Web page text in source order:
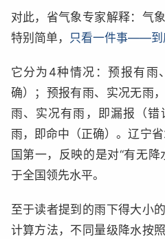
对此，省气象专家解释：气
特别简单，
只看一件事——到
它分为4种情况：预报有雨
确）；预报有雨、实况无雨
雨、实况有雨，即漏报（
雨，即命中（正确）。辽宁
国第一，反映的是对“有无
于全国领先水平。
至于读者提到的雨下得大小
计算方法，不同量级降水按